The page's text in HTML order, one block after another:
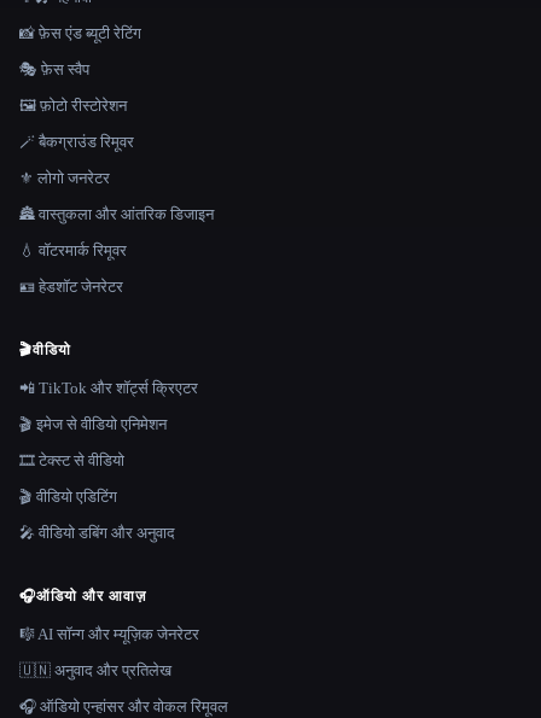
📸 फ़ेस एंड ब्यूटी रेटिंग
🎭 फ़ेस स्वैप
🖼️ फ़ोटो रीस्टोरेशन
🪄 बैकग्राउंड रिमूवर
⚜️ लोगो जनरेटर
🏯 वास्तुकला और आंतरिक डिजाइन
💧 वॉटरमार्क रिमूवर
🪪 हेडशॉट जेनरेटर
🎬वीडियो
📲 TikTok और शॉर्ट्स क्रिएटर
🎬 इमेज से वीडियो एनिमेशन
🎞️ टेक्स्ट से वीडियो
🎬 वीडियो एडिटिंग
🎤 वीडियो डबिंग और अनुवाद
🎧ऑडियो और आवाज़
🎼 AI सॉन्ग और म्यूज़िक जेनरेटर
🇺🇳 अनुवाद और प्रतिलेख
🎧 ऑडियो एन्हांसर और वोकल रिमूवल